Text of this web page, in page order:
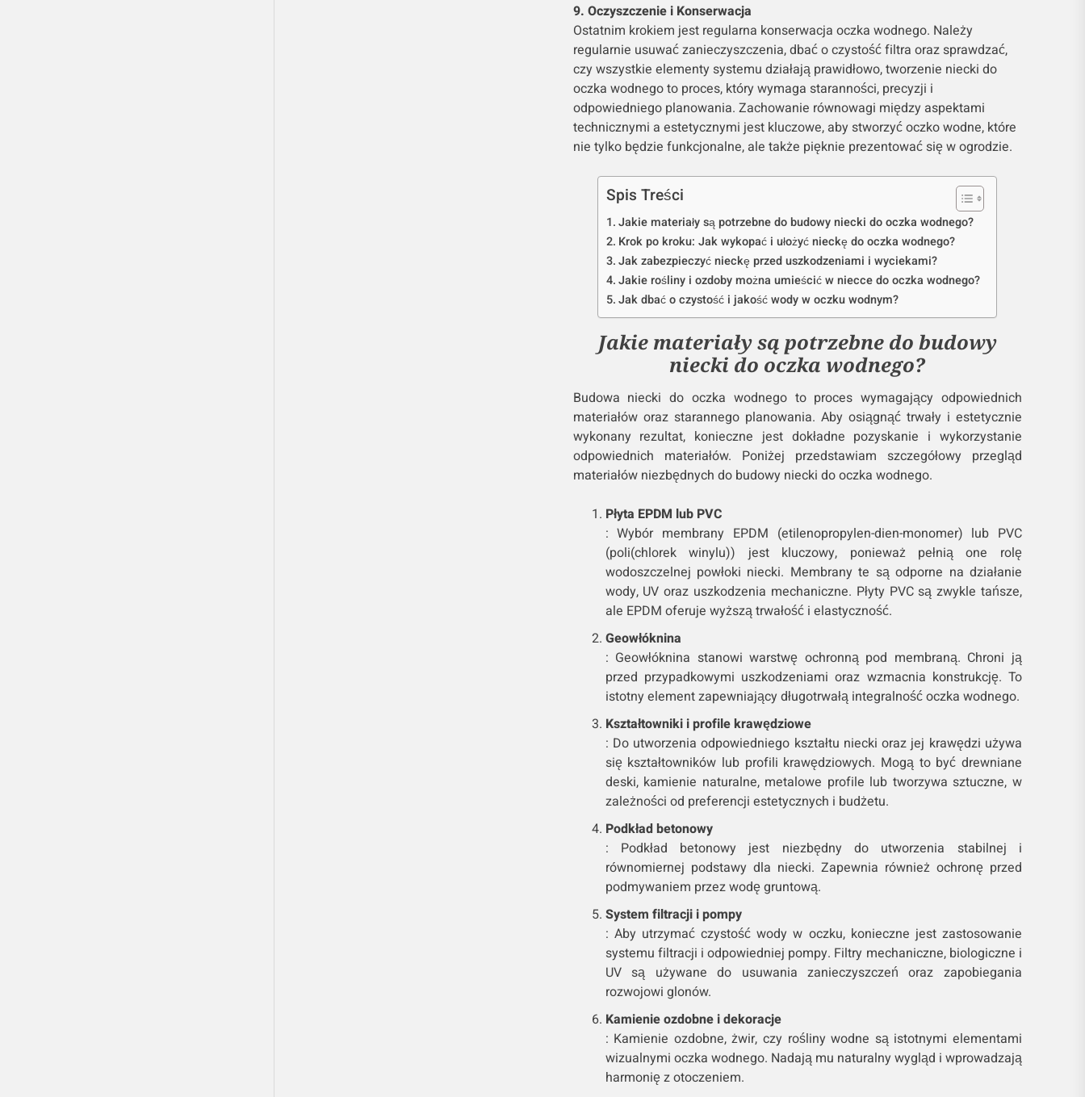
9. Oczyszczenie i Konserwacja
Ostatnim krokiem jest regularna konserwacja oczka wodnego. Należy
regularnie usuwać zanieczyszczenia, dbać o czystość filtra oraz sprawdzać,
czy wszystkie elementy systemu działają prawidłowo, tworzenie niecki do
oczka wodnego to proces, który wymaga staranności, precyzji i
odpowiedniego planowania. Zachowanie równowagi między aspektami
technicznymi a estetycznymi jest kluczowe, aby stworzyć oczko wodne, które
nie tylko będzie funkcjonalne, ale także pięknie prezentować się w ogrodzie.
Spis Treści
Jakie materiały są potrzebne do budowy niecki do oczka wodnego?
Krok po kroku: Jak wykopać i ułożyć nieckę do oczka wodnego?
Jak zabezpieczyć nieckę przed uszkodzeniami i wyciekami?
Jakie rośliny i ozdoby można umieścić w niecce do oczka wodnego?
Jak dbać o czystość i jakość wody w oczku wodnym?
Jakie materiały są potrzebne do budowy
niecki do oczka wodnego?
Budowa niecki do oczka wodnego to proces wymagający odpowiednich
materiałów oraz starannego planowania. Aby osiągnąć trwały i estetycznie
wykonany rezultat, konieczne jest dokładne pozyskanie i wykorzystanie
odpowiednich materiałów. Poniżej przedstawiam szczegółowy przegląd
materiałów niezbędnych do budowy niecki do oczka wodnego.
Płyta EPDM lub PVC
: Wybór membrany EPDM (etilenopropylen-dien-monomer) lub PVC
(poli(chlorek winylu)) jest kluczowy, ponieważ pełnią one rolę
wodoszczelnej powłoki niecki. Membrany te są odporne na działanie
wody, UV oraz uszkodzenia mechaniczne. Płyty PVC są zwykle tańsze,
ale EPDM oferuje wyższą trwałość i elastyczność.
Geowłóknina
: Geowłóknina stanowi warstwę ochronną pod membraną. Chroni ją
przed przypadkowymi uszkodzeniami oraz wzmacnia konstrukcję. To
istotny element zapewniający długotrwałą integralność oczka wodnego.
Kształtowniki i profile krawędziowe
: Do utworzenia odpowiedniego kształtu niecki oraz jej krawędzi używa
się kształtowników lub profili krawędziowych. Mogą to być drewniane
deski, kamienie naturalne, metalowe profile lub tworzywa sztuczne, w
zależności od preferencji estetycznych i budżetu.
Podkład betonowy
: Podkład betonowy jest niezbędny do utworzenia stabilnej i
równomiernej podstawy dla niecki. Zapewnia również ochronę przed
podmywaniem przez wodę gruntową.
System filtracji i pompy
: Aby utrzymać czystość wody w oczku, konieczne jest zastosowanie
systemu filtracji i odpowiedniej pompy. Filtry mechaniczne, biologiczne i
UV są używane do usuwania zanieczyszczeń oraz zapobiegania
rozwojowi glonów.
Kamienie ozdobne i dekoracje
: Kamienie ozdobne, żwir, czy rośliny wodne są istotnymi elementami
wizualnymi oczka wodnego. Nadają mu naturalny wygląd i wprowadzają
harmonię z otoczeniem.